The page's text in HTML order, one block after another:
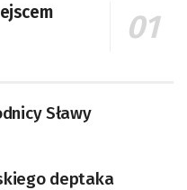
Sławy
deptaka